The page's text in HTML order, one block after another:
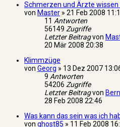
Schmerzen und Ärzte wissen
von Master » 21 Feb 2008
11 Antworten
56149 Zugriffe
Letzter Beitragvon
20 Mär 2008 20:38
Klimmzüge
von Georg » 13 Dez 2007
9 Antworten
54206 Zugriffe
Letzter Beitragvon
28 Feb 2008 22:46
Was kann das sein was ich
von ghost85 » 11 Feb 2008